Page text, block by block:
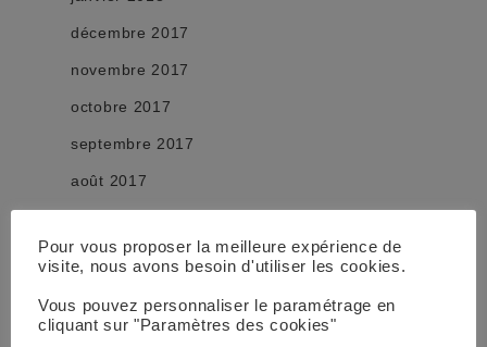
décembre 2017
novembre 2017
octobre 2017
septembre 2017
août 2017
juin 2017
avril 2017
Pour vous proposer la meilleure expérience de
visite, nous avons besoin d'utiliser les cookies.
Vous pouvez personnaliser le paramétrage en
cliquant sur "Paramètres des cookies"